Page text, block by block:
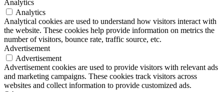
Analytics
Analytics
Analytical cookies are used to understand how visitors interact with
the website. These cookies help provide information on metrics the
number of visitors, bounce rate, traffic source, etc.
Advertisement
Advertisement
Advertisement cookies are used to provide visitors with relevant ads
and marketing campaigns. These cookies track visitors across
websites and collect information to provide customized ads.